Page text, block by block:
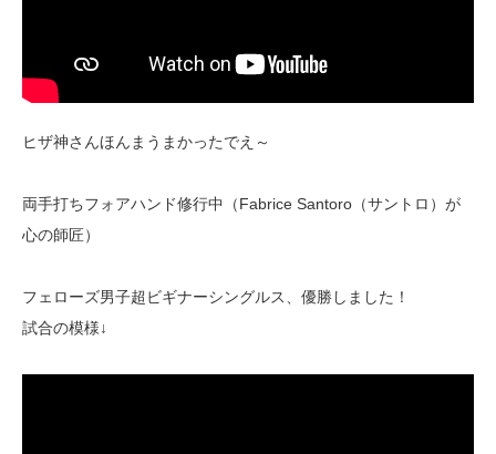
ヒザ神さんほんまうまかったでえ～
両手打ちフォアハンド修行中（Fabrice Santoro（サントロ）が
心の師匠）
フェローズ男子超ビギナーシングルス、優勝しました！
試合の模様↓